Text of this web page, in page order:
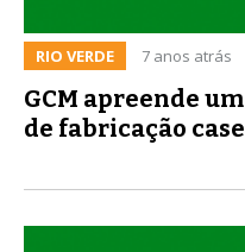
RIO VERDE 7 anos atrás
GCM apreende
de fabricação